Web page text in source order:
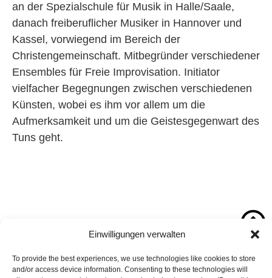
Einwilligungen verwalten
To provide the best experiences, we use technologies like cookies to store
and/or access device information. Consenting to these technologies will
an der Spezialschule für Musik in Halle/Saale,
danach freiberuflicher Musiker in Hannover und
Kassel, vorwiegend im Bereich der
Christengemeinschaft. Mitbegründer verschiedener
Ensembles für Freie Improvisation. Initiator
vielfacher Begegnungen zwischen verschiedenen
Künsten, wobei es ihm vor allem um die
Aufmerksamkeit und um die Geistesgegenwart des
Tuns geht.
Webdesign: